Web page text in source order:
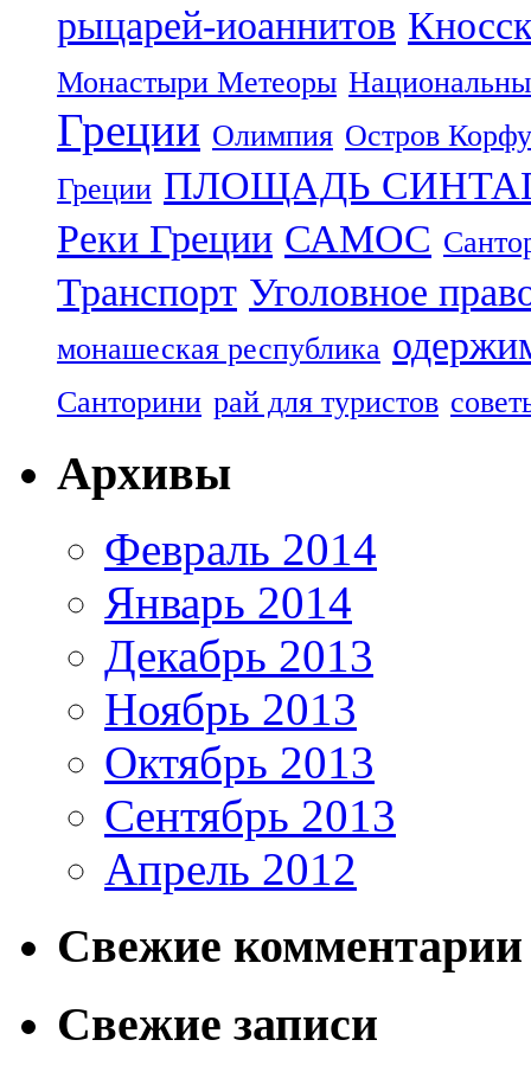
рыцарей-иоаннитов
Монастыри Метеоры
Греции Олимпия Остров Корфу
Греции ПЛОЩАДЬ
Реки Греции САМОС
Транспорт Уголовное
монашеская республика
Санторини рай для туристов
Архивы
Февраль 2014
Январь 2014
Декабрь 2013
Ноябрь 2013
Октябрь 2013
Сентябрь 2013
Апрель 2012
Свежие комментарии
Свежие записи